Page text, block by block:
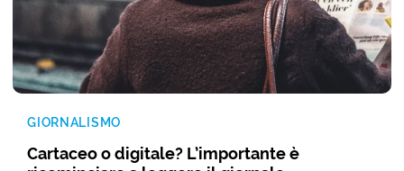
GIORNALISMO
Cartaceo o digitale? L’importante è